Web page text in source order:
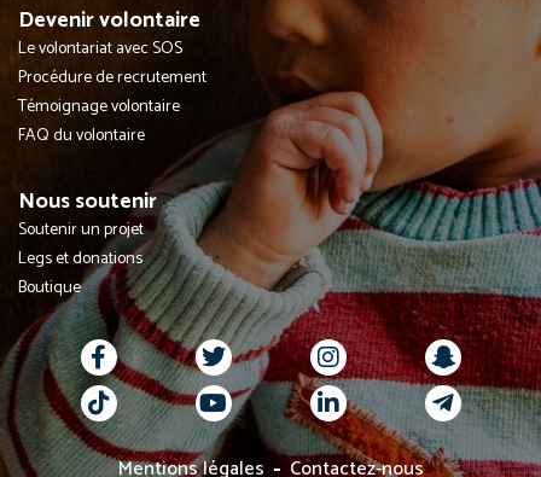
Devenir volontaire
Le volontariat avec SOS
Procédure de recrutement
Témoignage volontaire
FAQ du volontaire
Nous soutenir
Soutenir un projet
Legs et donations
Boutique
Mentions légales Contactez-nous